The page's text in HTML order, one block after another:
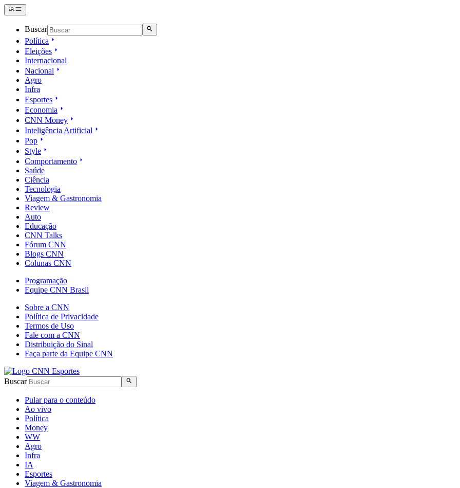
Buscar
Política
Eleições
Internacional
Nacional
Agro
Infra
Esportes
Economia
CNN Money
Inteligência Artificial
Pop
Style
Comportamento
Saúde
Ciência
Tecnologia
Viagem & Gastronomia
Review
Auto
Educação
CNN Talks
Fórum CNN
Blogs CNN
Colunas CNN
Programação
Equipe CNN Brasil
Sobre a CNN
Política de Privacidade
Termos de Uso
Fale com a CNN
Distribuição do Sinal
Faça parte da Equipe CNN
Buscar
Pular para o conteúdo
Ao vivo
Política
Money
WW
Agro
Infra
IA
Esportes
Viagem & Gastronomia